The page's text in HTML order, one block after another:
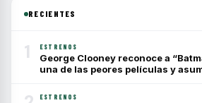
RECIENTES
1 ESTRENOS
George Clooney reconoce a
una de las peores películas y
ESTRENOS